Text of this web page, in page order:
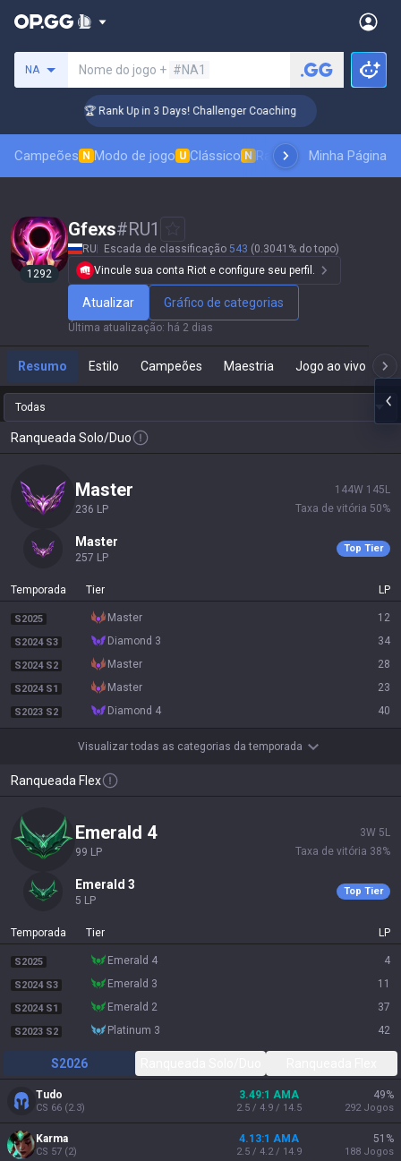
NA Nome do jogo + #NA1
🏆 Rank Up in 3 Days! Challenger Coaching
Campeões N Modo de jogo U Clássico N Ranking de skins
Minha Página
1292
Gfexs#RU1
RU Escada de classificação 543 (0.3041% do topo)
Vincule sua conta Riot e configure seu perfil.
Atualizar Gráfico de categorias
Última atualização: há 2 dias
Resumo Estilo Campeões Maestria Jogo ao vivo
Todas
Ranqueada Solo/Duo
master
236 LP
144W 145 L
Taxa de vitória 50%
master
257 LP
Top Tier
Temporada Tier LP
S2025 master 12
S2024 S3 diamond 3 34
S2024 S2 master 28
S2024 S1 master 23
S2023 S2 diamond 4 40
Visualizar todas as categorias da temporada
Ranqueada Flex
emerald 4
99 LP
3W 5 L
Taxa de vitória 38%
emerald 3
5 LP
Top Tier
Temporada Tier LP
S2025 emerald 4 4
S2024 S3 emerald 3 11
S2024 S1 emerald 2 37
S2023 S2 platinum 3 42
S2026
Tudo
CS 66 (2.3)
3.49:1 AMA
2.5 / 4.9 / 14.5
49%
292 Jogos
Karma
CS 57 (2)
4.13:1 AMA
2.5 / 4.2 / 14.9
51 %
188 Jogos